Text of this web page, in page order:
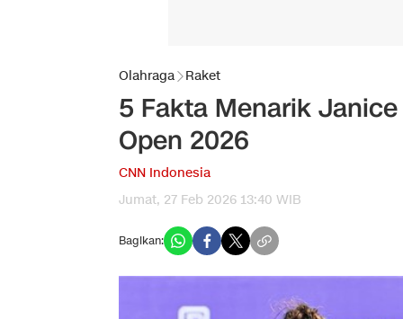
Olahraga Raket
5 Fakta Menarik
Open 2026
CNN Indonesia
Jumat, 27 Feb 2026 13:40 WIB
Bagikan: